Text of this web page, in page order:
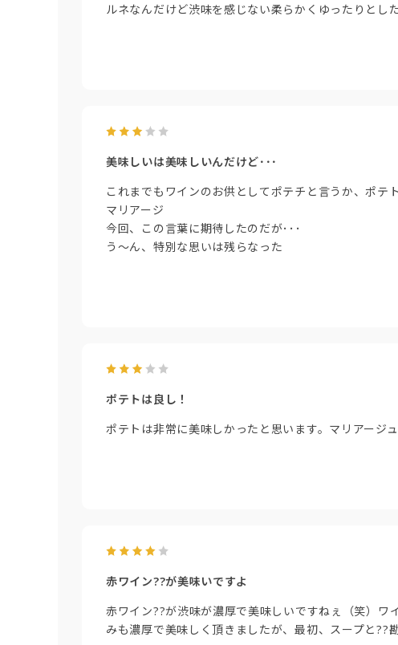
ルネなんだけど渋味を感じない柔らかくゆったりとし
美味しいは美味しいんだけど･･･
これまでもワインのお供としてポテチと言うか、ポテ
マリアージ
今回、この言葉に期待したのだが･･･
う～ん、特別な思いは残らなった
ポテトは良し！
ポテトは非常に美味しかったと思います。マリアージ
赤ワイン??が美味いですよ
赤ワイン??が渋味が濃厚で美味しいですねぇ（笑）
みも濃厚で美味しく頂きましたが、最初、スープと??